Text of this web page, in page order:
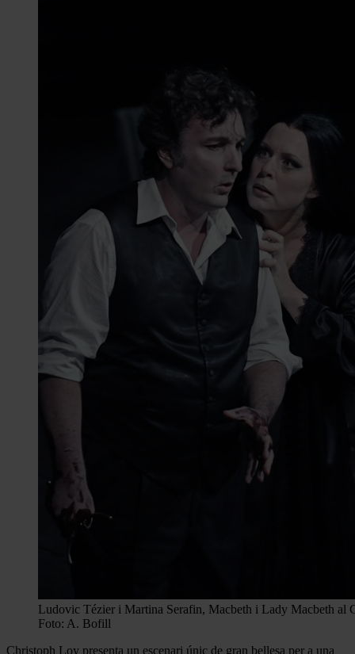
Ludovic Tézier i Martina Serafin, Macbeth i Lady Macbeth al
Foto: A. Bofill
Christoph Loy presenta un escenari únic de gran bellesa per a una